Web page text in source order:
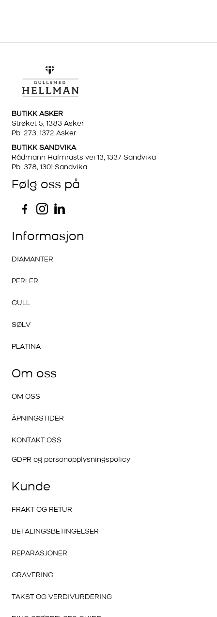
BUTIKK ASKER
Strøket 5, 1383 Asker
Pb. 273, 1372 Asker
BUTIKK SANDVIKA
Rådmann Halmrasts vei 13, 1337 Sandvika
Pb. 378, 1301 Sandvika
Følg oss på
Informasjon
DIAMANTER
PERLER
GULL
SØLV
PLATINA
Om oss
OM OSS
ÅPNINGSTIDER
KONTAKT OSS
GDPR og personopplysningspolicy
Kunde
FRAKT OG RETUR
BETALINGSBETINGELSER
REPARASJONER
GRAVERING
TAKST OG VERDIVURDERING